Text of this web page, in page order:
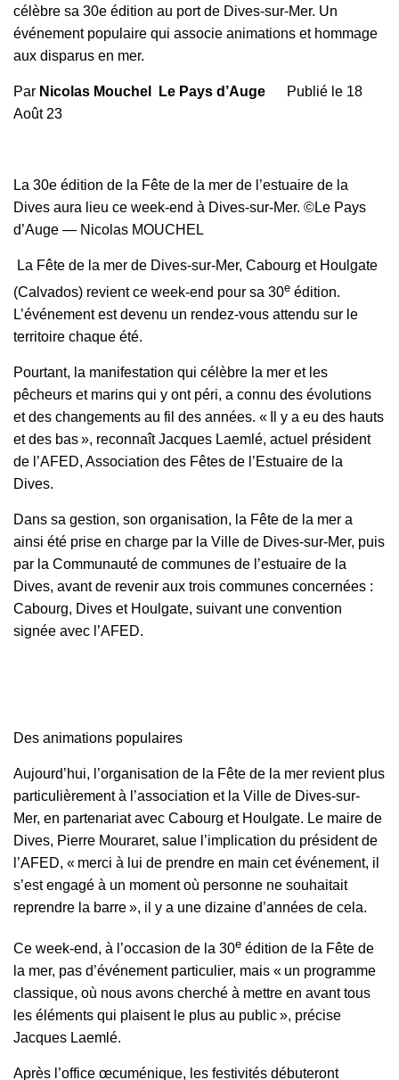
célèbre sa 30e édition au port de Dives-sur-Mer. Un
événement populaire qui associe animations et hommage
aux disparus en mer.
Par Nicolas Mouchel Le Pays d’Auge Publié le 18
Août 23
La 30e édition de la Fête de la mer de l’estuaire de la
Dives aura lieu ce week-end à Dives-sur-Mer. ©Le Pays
d’Auge — Nicolas MOUCHEL
La Fête de la mer de Dives-sur-Mer, Cabourg et Houlgate
(Calvados) revient ce week-end pour sa 30e édition.
L’événement est devenu un rendez-vous attendu sur le
territoire chaque été.
Pourtant, la manifestation qui célèbre la mer et les
pêcheurs et marins qui y ont péri, a connu des évolutions
et des changements au fil des années. « Il y a eu des hauts
et des bas », reconnaît Jacques Laemlé, actuel président
de l’AFED, Association des Fêtes de l’Estuaire de la
Dives.
Dans sa gestion, son organisation, la Fête de la mer a
ainsi été prise en charge par la Ville de Dives-sur-Mer, puis
par la Communauté de communes de l’estuaire de la
Dives, avant de revenir aux trois communes concernées :
Cabourg, Dives et Houlgate, suivant une convention
signée avec l’AFED.
Des animations populaires
Aujourd’hui, l’organisation de la Fête de la mer revient plus
particulièrement à l’association et la Ville de Dives-sur-
Mer, en partenariat avec Cabourg et Houlgate. Le maire de
Dives, Pierre Mouraret, salue l’implication du président de
l’AFED, « merci à lui de prendre en main cet événement, il
s’est engagé à un moment où personne ne souhaitait
reprendre la barre », il y a une dizaine d’années de cela.
Ce week-end, à l’occasion de la 30e édition de la Fête de
la mer, pas d’événement particulier, mais « un programme
classique, où nous avons cherché à mettre en avant tous
les éléments qui plaisent le plus au public », précise
Jacques Laemlé.
Après l’office œcuménique, les festivités débuteront